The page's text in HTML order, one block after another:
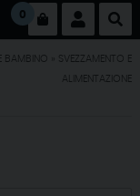
0
BAMBINO
SVEZZAMENTO E
ALIMENTAZIONE